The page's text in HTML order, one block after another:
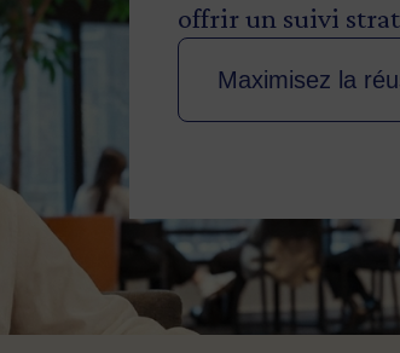
offrir un suivi
Maximisez la